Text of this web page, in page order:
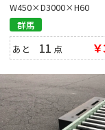
W450×D3000×H60
群馬
あと 11 点